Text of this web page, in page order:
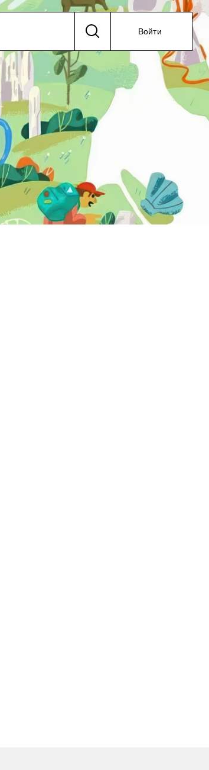
Войти